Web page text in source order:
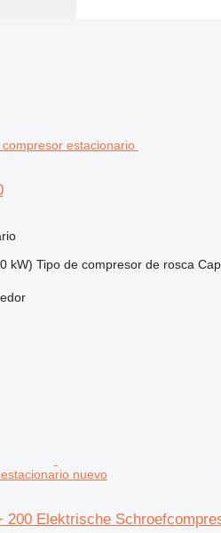
kW) Tipo de compresor de rosca
nuevo
200 Elektrische